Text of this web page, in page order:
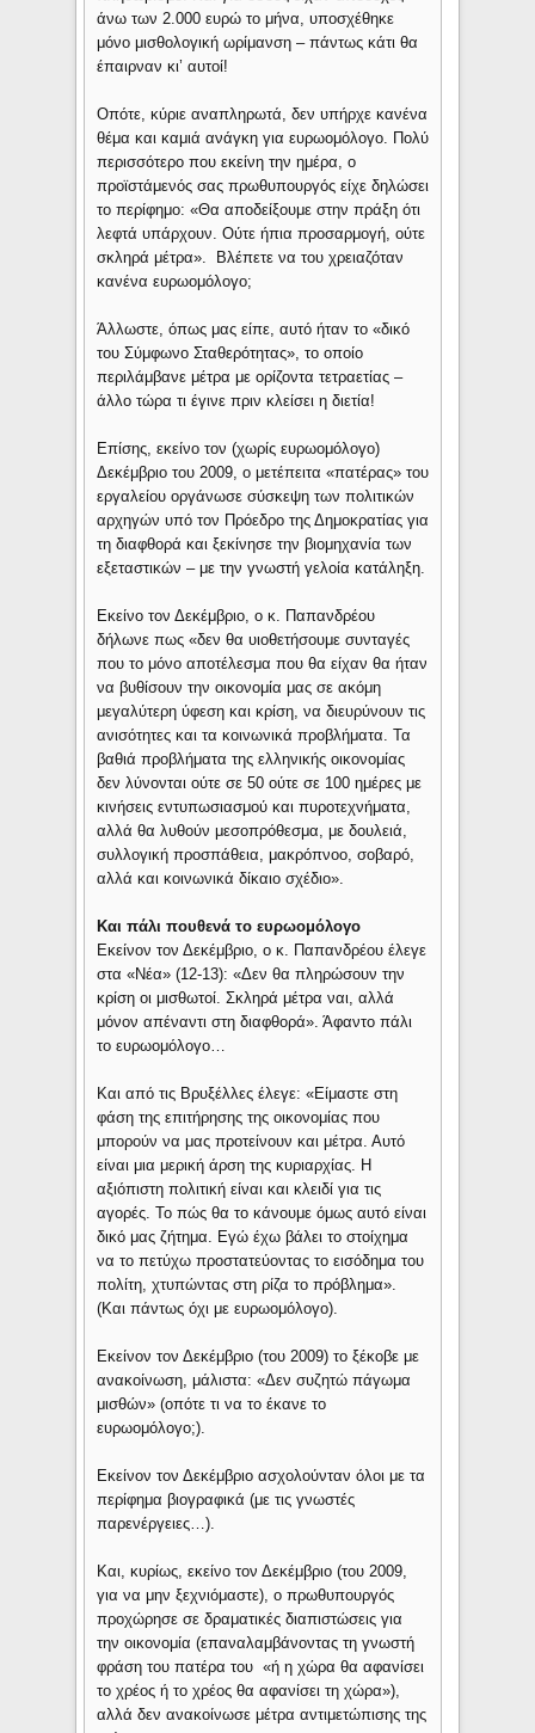
άνω των 2.000 ευρώ το μήνα, υποσχέθηκε
μόνο μισθολογική ωρίμανση – πάντως κάτι θα
έπαιρναν κι’ αυτοί!
Οπότε, κύριε αναπληρωτά, δεν υπήρχε κανένα
θέμα και καμιά ανάγκη για ευρωομόλογο. Πολύ
περισσότερο που εκείνη την ημέρα, ο
προϊστάμενός σας πρωθυπουργός είχε δηλώσει
το περίφημο: «Θα αποδείξουμε στην πράξη ότι
λεφτά υπάρχουν. Ούτε ήπια προσαρμογή, ούτε
σκληρά μέτρα». Βλέπετε να του χρειαζόταν
κανένα ευρωομόλογο;
Άλλωστε, όπως μας είπε, αυτό ήταν το «δικό
του Σύμφωνο Σταθερότητας», το οποίο
περιλάμβανε μέτρα με ορίζοντα τετραετίας –
άλλο τώρα τι έγινε πριν κλείσει η διετία!
Επίσης, εκείνο τον (χωρίς ευρωομόλογο)
Δεκέμβριο του 2009, ο μετέπειτα «πατέρας» του
εργαλείου οργάνωσε σύσκεψη των πολιτικών
αρχηγών υπό τον Πρόεδρο της Δημοκρατίας για
τη διαφθορά και ξεκίνησε την βιομηχανία των
εξεταστικών – με την γνωστή γελοία κατάληξη.
Εκείνο τον Δεκέμβριο, ο κ. Παπανδρέου
δήλωνε πως «δεν θα υιοθετήσουμε συνταγές
που το μόνο αποτέλεσμα που θα είχαν θα ήταν
να βυθίσουν την οικονομία μας σε ακόμη
μεγαλύτερη ύφεση και κρίση, να διευρύνουν τις
ανισότητες και τα κοινωνικά προβλήματα. Τα
βαθιά προβλήματα της ελληνικής οικονομίας
δεν λύνονται ούτε σε 50 ούτε σε 100 ημέρες με
κινήσεις εντυπωσιασμού και πυροτεχνήματα,
αλλά θα λυθούν μεσοπρόθεσμα, με δουλειά,
συλλογική προσπάθεια, μακρόπνοο, σοβαρό,
αλλά και κοινωνικά δίκαιο σχέδιο».
Και πάλι πουθενά το ευρωομόλογο
Εκείνον τον Δεκέμβριο, ο κ. Παπανδρέου έλεγε
στα «Νέα» (12-13): «Δεν θα πληρώσουν την
κρίση οι μισθωτοί. Σκληρά μέτρα ναι, αλλά
μόνον απέναντι στη διαφθορά». Άφαντο πάλι
το ευρωομόλογο…
Και από τις Βρυξέλλες έλεγε: «Είμαστε στη
φάση της επιτήρησης της οικονομίας που
μπορούν να μας προτείνουν και μέτρα. Αυτό
είναι μια μερική άρση της κυριαρχίας. Η
αξιόπιστη πολιτική είναι και κλειδί για τις
αγορές. Το πώς θα το κάνουμε όμως αυτό είναι
δικό μας ζήτημα. Εγώ έχω βάλει το στοίχημα
να το πετύχω προστατεύοντας το εισόδημα του
πολίτη, χτυπώντας στη ρίζα το πρόβλημα».
(Και πάντως όχι με ευρωομόλογο).
Εκείνον τον Δεκέμβριο (του 2009) το ξέκοβε με
ανακοίνωση, μάλιστα: «Δεν συζητώ πάγωμα
μισθών» (οπότε τι να το έκανε το
ευρωομόλογο;).
Εκείνον τον Δεκέμβριο ασχολούνταν όλοι με τα
περίφημα βιογραφικά (με τις γνωστές
παρενέργειες…).
Και, κυρίως, εκείνο τον Δεκέμβριο (του 2009,
για να μην ξεχνιόμαστε), ο πρωθυπουργός
προχώρησε σε δραματικές διαπιστώσεις για
την οικονομία (επαναλαμβάνοντας τη γνωστή
φράση του πατέρα του «ή η χώρα θα αφανίσει
το χρέος ή το χρέος θα αφανίσει τη χώρα»),
αλλά δεν ανακοίνωσε μέτρα αντιμετώπισης της